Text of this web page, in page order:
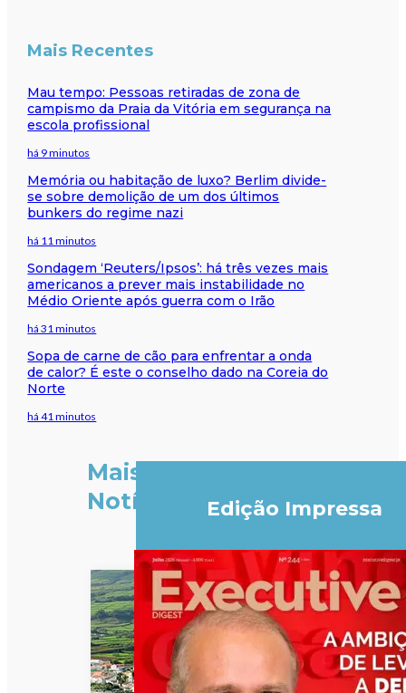
Mais Recentes
Mau tempo: Pessoas retiradas de zona de
campismo da Praia da Vitória em segurança na
escola profissional
há 9 minutos
Memória ou habitação de luxo? Berlim divide-
se sobre demolição de um dos últimos
bunkers do regime nazi
há 11 minutos
Sondagem ‘Reuters/Ipsos’: há três vezes mais
americanos a prever mais instabilidade no
Médio Oriente após guerra com o Irão
há 31 minutos
Sopa de carne de cão para enfrentar a onda
de calor? É este o conselho dado na Coreia do
Norte
há 41 minutos
Mais
Notícias
Edição Impressa